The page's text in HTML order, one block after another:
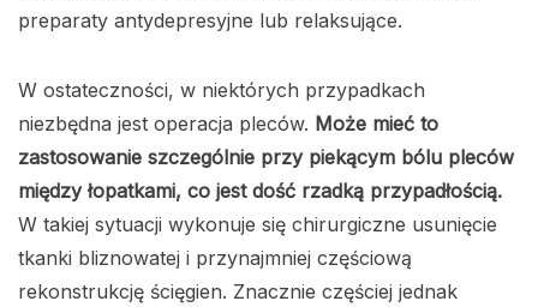
preparaty antydepresyjne lub relaksujące.
W ostateczności, w niektórych przypadkach
niezbędna jest operacja pleców. Może mieć to
zastosowanie szczególnie przy piekącym bólu pleców
między łopatkami, co jest dość rzadką przypadłością.
W takiej sytuacji wykonuje się chirurgiczne usunięcie
tkanki bliznowatej i przynajmniej częściową
rekonstrukcję ścięgien. Znacznie częściej jednak